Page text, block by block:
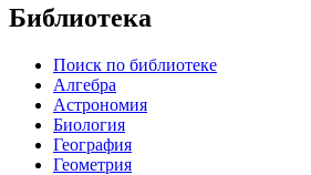
Библиотека
Поиск по библиотеке
Алгебра
Астрономия
Биология
География
Геометрия